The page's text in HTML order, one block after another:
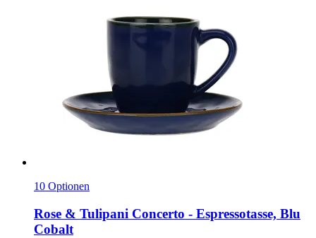
10 Optionen
Rose & Tulipani Concerto -​ Espressotasse, Blu
Cobalt